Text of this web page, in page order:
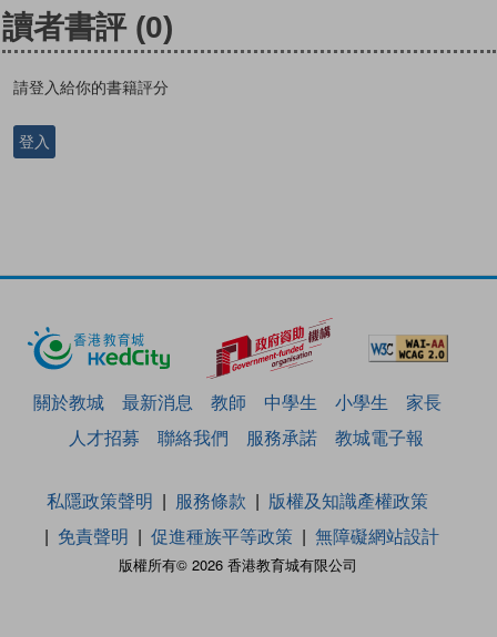
讀者書評 (0)
請登入給你的書籍評分
登入
關於教城 最新消息 教師 中學生 小學生
家長
人才招募
聯絡我們 服務承諾 教城電子報
版權所有© 2026 香港教育城有限公司
私隱政策聲明 服務條款
版權及知識產權政策
免責聲明
促進種族平等政策 無障礙網站設計